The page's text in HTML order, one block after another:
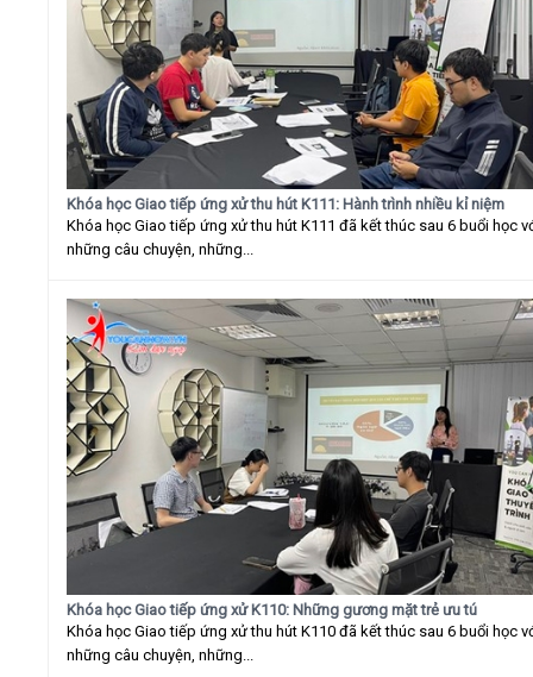
Khóa học Giao tiếp ứng xử thu hút K111: Hành trình nhiều kỉ niệm
Khóa học Giao tiếp ứng xử thu hút K111 đã kết thúc sau 6 buổi học
những câu chuyện, những...
Khóa học Giao tiếp ứng xử K110: Những gương mặt trẻ ưu tú
Khóa học Giao tiếp ứng xử thu hút K110 đã kết thúc sau 6 buổi học
những câu chuyện, những...